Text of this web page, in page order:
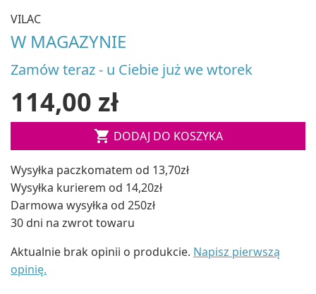
VILAC
W MAGAZYNIE
Zamów teraz - u Ciebie już we wtorek
114,00 zł
 DODAJ DO KOSZYKA
Wysyłka paczkomatem od 13,70zł
Wysyłka kurierem od 14,20zł
Darmowa wysyłka od 250zł
30 dni na zwrot towaru
Aktualnie brak opinii o produkcie. Napisz pierwszą
opinię.